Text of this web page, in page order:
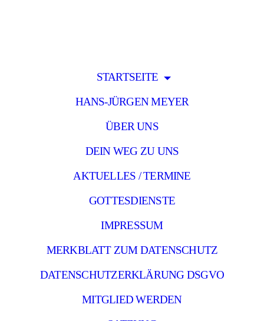
STARTSEITE
HANS-JÜRGEN MEYER
ÜBER UNS
DEIN WEG ZU UNS
AKTUELLES / TERMINE
GOTTESDIENSTE
IMPRESSUM
MERKBLATT ZUM DATENSCHUTZ
DATENSCHUTZERKLÄRUNG DSGVO
MITGLIED WERDEN